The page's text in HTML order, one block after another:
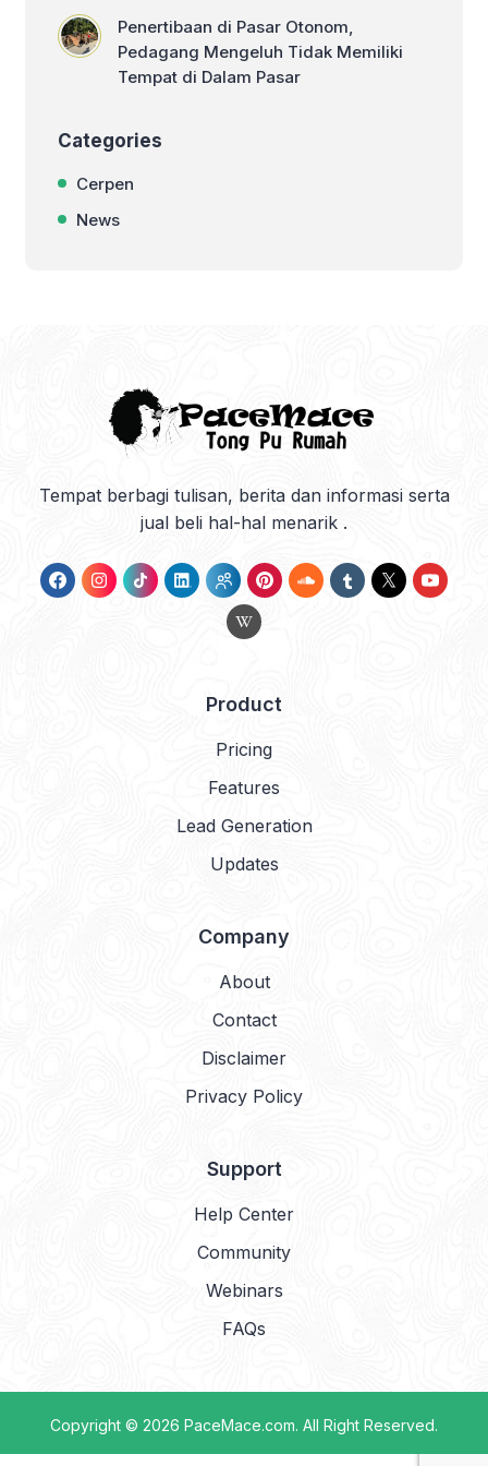
Penertibaan di Pasar Otonom,
Pedagang Mengeluh Tidak Memiliki
Tempat di Dalam Pasar
Categories
Cerpen
News
Tempat berbagi tulisan, berita dan informasi serta
jual beli hal-hal menarik .
Product
Pricing
Features
Lead Generation
Updates
Company
About
Contact
Disclaimer
Privacy Policy
Support
Help Center
Community
Webinars
FAQs
Copyright © 2026 PaceMace.com. All Right Reserved.